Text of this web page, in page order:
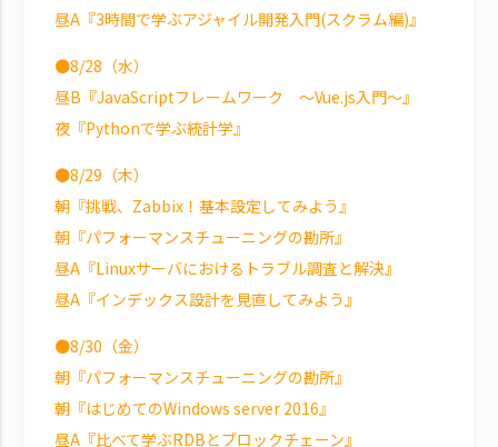
昼A『3時間で学ぶアジャイル開発入門(スクラム編)』
●8/28（水）
昼B『JavaScriptフレームワーク ～Vue.js入門～』
夜『Pythonで学ぶ統計学』
●8/29（木）
朝『挑戦、Zabbix！基本設定してみよう』
朝『パフォーマンスチューニングの勘所』
昼A『Linuxサーバにおけるトラブル調査と解決』
昼A『インデックス設計を見直してみよう』
●8/30（金）
朝『パフォーマンスチューニングの勘所』
朝『はじめてのWindows server 2016』
昼A『比べて学ぶRDBとブロックチェーン』